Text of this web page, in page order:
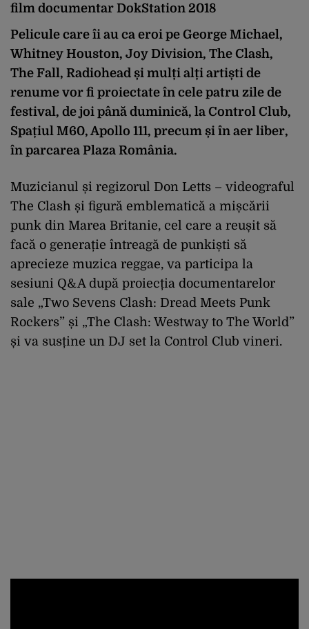
film documentar DokStation 2018
Pelicule care îi au ca eroi pe George Michael,
Whitney Houston, Joy Division, The Clash,
The Fall, Radiohead și mulți alți artiști de
renume vor fi proiectate în cele patru zile de
festival, de joi până duminică, la Control Club,
Spațiul M60, Apollo 111, precum și în aer liber,
în parcarea Plaza România.
Muzicianul și regizorul Don Letts – videograful
The Clash și figură emblematică a mișcării
punk din Marea Britanie, cel care a reușit să
facă o generație întreagă de punkiști să
aprecieze muzica reggae, va participa la
sesiuni Q&A după proiecția documentarelor
sale „Two Sevens Clash: Dread Meets Punk
Rockers” și „The Clash: Westway to The World”
și va susține un DJ set la Control Club vineri.